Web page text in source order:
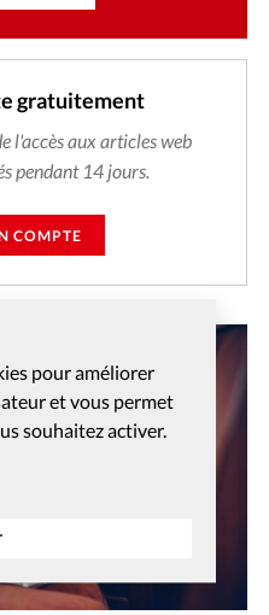
pour améliorer
et vous permet
souhaitez activer.
gratuitement
l'accès aux articles web
pendant 14 jours.
COMPTE